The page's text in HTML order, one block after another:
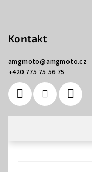
Kontakt
amgmoto@amgmoto.cz
+420 775 75 56 75